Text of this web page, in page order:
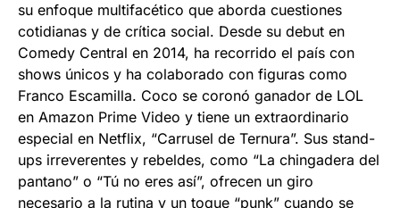
su enfoque multifacético que aborda cuestiones
cotidianas y de crítica social. Desde su debut en
Comedy Central en 2014, ha recorrido el país con
shows únicos y ha colaborado con figuras como
Franco Escamilla. Coco se coronó ganador de LOL
en Amazon Prime Video y tiene un extraordinario
especial en Netflix, “Carrusel de Ternura”. Sus stand-
ups irreverentes y rebeldes, como “La chingadera del
pantano” o “Tú no eres así”, ofrecen un giro
necesario a la rutina y un toque “punk” cuando se